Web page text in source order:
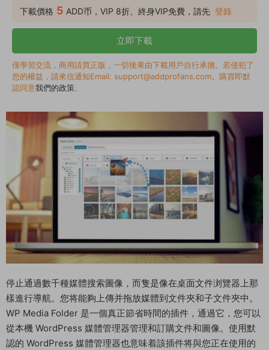
WordPress 媒體管理器也意味着該插件将與您正在使用的所有其
下載價格 5 ADD币，VIP 8折、終身VIP免費，請先 登錄
立即下載
僅學習交流，商用請買正版，一切後果由下載用戶自行承擔。若侵犯了
您的權益，請來信通知Email: support@addprofans.com。購買即默
認同意我們的政策。
停止通過數千種媒體搜索圖像，而隻是像在桌面文件浏覽器上那
樣進行導航。您将能夠上傳并拖放媒體到文件夾和子文件夾中。
WP Media Folder 是一個真正節省時間的插件，通過它，您可以
從本機 WordPress 媒體管理器管理和訂購文件和圖像。使用默
認的 WordPress 媒體管理器也意味着該插件将與您正在使用的